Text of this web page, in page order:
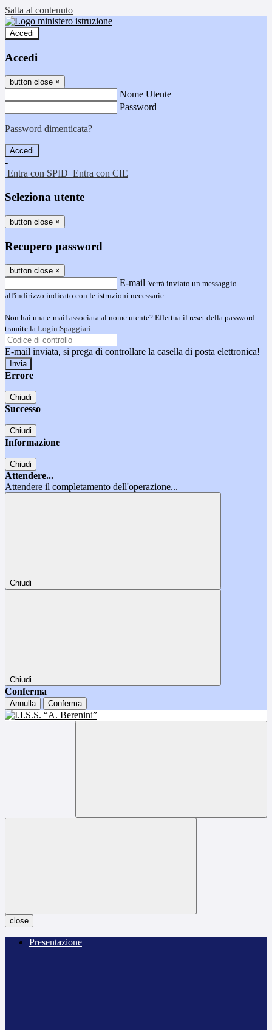
Salta al contenuto
Accedi
Accedi
button close ×
Nome Utente
Password
Password dimenticata?
-
Entra con SPID Entra con CIE
Seleziona utente
button close ×
Recupero password
button close ×
E-mail Verrà inviato un messaggio
all'indirizzo indicato con le istruzioni necessarie.
Non hai una e-mail associata al nome utente? Effettua il reset della password
tramite la Login Spaggiari
E-mail inviata, si prega di controllare la casella di posta elettronica!
Errore
Chiudi
Successo
Chiudi
Informazione
Chiudi
Attendere...
Attendere il completamento dell'operazione...
Chiudi
Chiudi
Conferma
Annulla Conferma
close
Presentazione